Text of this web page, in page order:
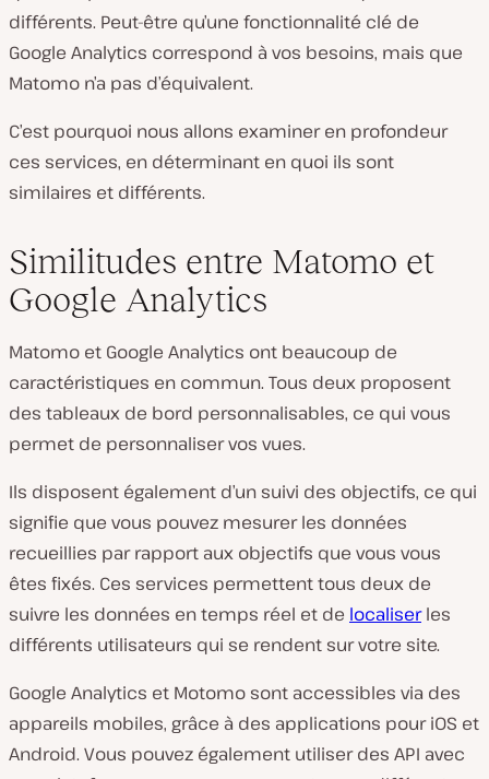
différents. Peut-être qu’une fonctionnalité clé de
Google Analytics correspond à vos besoins, mais que
Matomo n’a pas d’équivalent.
C’est pourquoi nous allons examiner en profondeur
ces services, en déterminant en quoi ils sont
similaires et différents.
Similitudes entre Matomo et
Google Analytics
Matomo et Google Analytics ont beaucoup de
caractéristiques en commun. Tous deux proposent
des tableaux de bord personnalisables, ce qui vous
permet de personnaliser vos vues.
Ils disposent également d’un suivi des objectifs, ce qui
signifie que vous pouvez mesurer les données
recueillies par rapport aux objectifs que vous vous
êtes fixés. Ces services permettent tous deux de
suivre les données en temps réel et de localiserles
différents utilisateurs qui se rendent sur votre site.
Google Analytics et Motomo sont accessibles via des
appareils mobiles, grâce à des applications pour iOS et
Android. Vous pouvez également utiliser des API avec